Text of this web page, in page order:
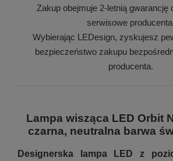
Zakup obejmuje 2-letnią gwarancję
serwisowe
Wybierając LEDesign, zyskujesz
bezpieczeństwo zakupu
producenta.
Lampa wisząca LED Orbit
czarna, neutralna barwa
Designerska lampa LED z